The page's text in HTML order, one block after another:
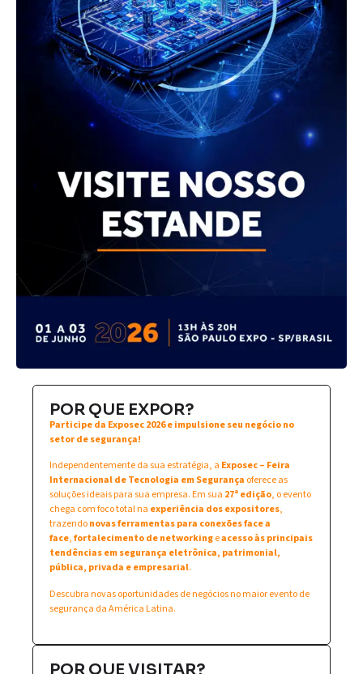
POR QUE EXPOR?
Participe da Exposec 2026 e impulsione seu negócio no
setor de segurança!
Independentemente da sua estratégia, a Exposec – Feira
Internacional de Tecnologia em Segurança oferece as
soluções ideais para sua empresa. Em sua 27ª edição, o evento
chega com foco total na experiência dos expositores,
trazendonovas ferramentas para conexões face a
face,fortalecimento de networkingeacesso às principais
tendências em segurança eletrônica, patrimonial,
pública, privada e empresarial.
Descubra novas oportunidades de negócios no maior evento de
segurança da América Latina.
POR QUE VISITAR?